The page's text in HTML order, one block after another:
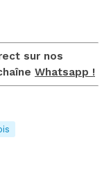
sur nos
Whatsapp !